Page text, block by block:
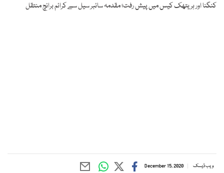
کنگنا اور ہریتھک کیس میں پیش رفت؛ مقدمہ سائبر سیل سے کرائم برانچ منتقل
ویب ڈیسک December 15, 2020